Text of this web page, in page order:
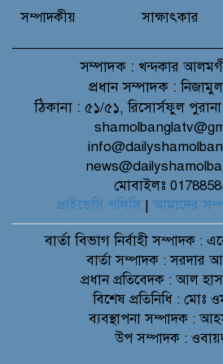
সম্পাদকীয়
সাক্ষাৎকার
সম্পাদক : খন্দকার
প্রধান সম্পাদক :
ঠিকানা : ৫১/৫১, রিসোর্সফুল
মোবাইলঃ
প্রাইভেসি পলিসি | আমাদের
বার্তা বিভাগনির্বাহী সম্পাদক :
বার্তা সম্পাদক : সরদার
প্রধান প্রতিবেদক : আল
বিশেষ প্রতিনিধি : মোঃ
ব্যবস্থাপনা সম্পাদক :
উপ সম্পাদক :